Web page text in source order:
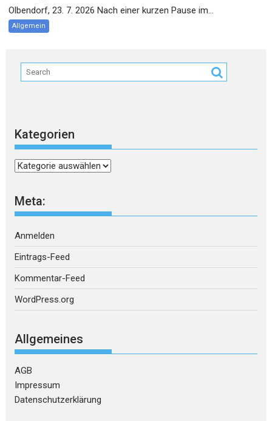
Olbendorf, 23. 7. 2026 Nach einer kurzen Pause im...
Allgemein
Kategorien
Kategorien
Meta:
Anmelden
Eintrags-Feed
Kommentar-Feed
WordPress.org
Allgemeines
AGB
Impressum
Datenschutzerklärung